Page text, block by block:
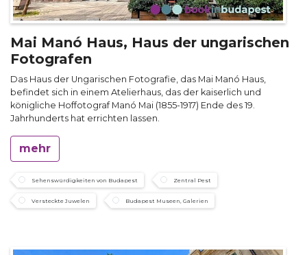
Mai Manó Haus, Haus der ungarischen
Fotografen
Das Haus der Ungarischen Fotografie, das Mai Manó Haus,
befindet sich in einem Atelierhaus, das der kaiserlich und
königliche Hoffotograf Manó Mai (1855-1917) Ende des 19.
Jahrhunderts hat errichten lassen.
mehr
Sehenswürdigkeiten von Budapest Zentral Pest
Versteckte Juwelen Budapest Museen, Galerien